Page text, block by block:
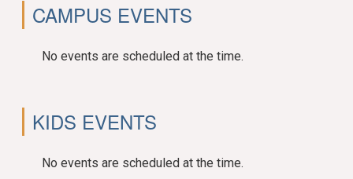
CAMPUS EVENTS
No events are scheduled at the time.
KIDS EVENTS
No events are scheduled at the time.